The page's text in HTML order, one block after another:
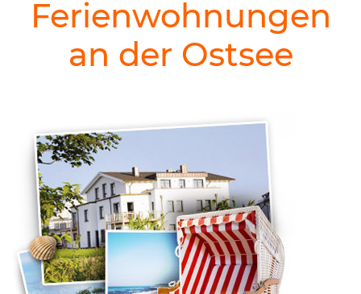
Ferienwohnungen
an der Ostsee